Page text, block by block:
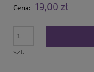
Cena: 19,00 zł
szt.